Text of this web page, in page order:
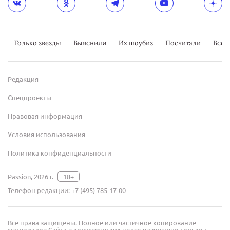
Только звезды Выяснили Их шоубиз Посчитали
Редакция
Спецпроекты
Правовая информация
Условия использования
Политика конфиденциальности
Passion, 2026 г.
18+
Телефон редакции:+7 (495) 785-17-00
Все права защищены. Полное или частичное копирование